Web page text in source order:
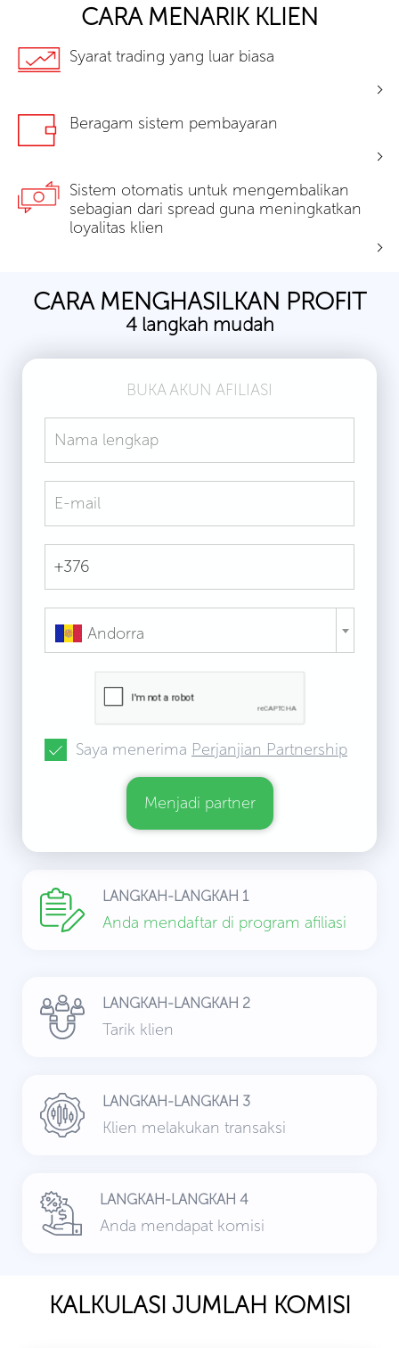
CARA MENARIK KLIEN
Syarat trading yang luar biasa
Beragam sistem pembayaran
Sistem otomatis untuk mengembalikan
sebagian dari spread guna meningkatkan
loyalitas klien
CARA MENGHASILKAN PROFIT
4 langkah mudah
LANGKAH-LANGKAH 1
Anda mendaftar di program afiliasi
LANGKAH-LANGKAH 2
Tarik klien
LANGKAH-LANGKAH 3
Klien melakukan transaksi
LANGKAH-LANGKAH 4
Anda mendapat komisi
BUKA AKUN AFILIASI
Andorra
Saya menerima Perjanjian Partnership
Menjadi partner
KALKULASI JUMLAH KOMISI